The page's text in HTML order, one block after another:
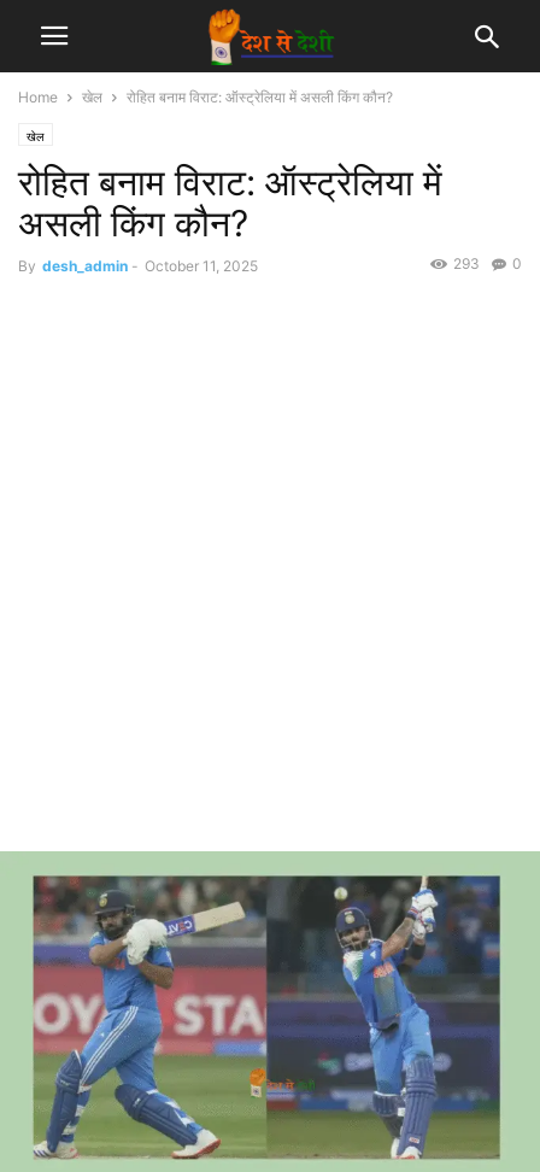
Home खेल रोहित बनाम विराट: ऑस्ट्रेलिया में असली किंग कौन?
खेल
रोहित बनाम विराट: ऑस्ट्रेलिया में
असली किंग कौन?
By desh_admin - October 11, 2025 0
293